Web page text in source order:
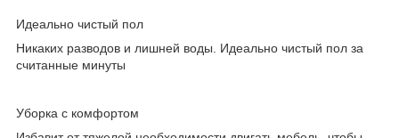
Идеально чистый пол
Никаких разводов и лишней воды. Идеально чистый пол за
считанные минуты
Уборка с комфортом